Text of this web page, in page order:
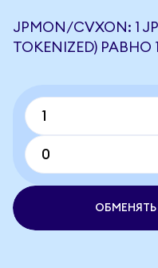
JPMON/CVXON: 1
TOKENIZED) РАВНО
ОБМЕНЯТЬ